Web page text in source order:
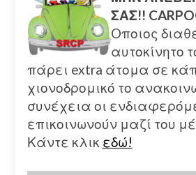
ΣΑΣ!!
Oποιος
αυτοκίνητο
πάρει extra άτομα σε
χιονοδρομικό το
συνέχεια οι
επικοινωνούν μαζί του
Κάντε κλικ εδώ!